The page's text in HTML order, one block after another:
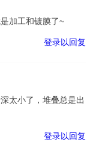
加工和镀膜了~
登录以回复
太小了，堆叠总是出
登录以回复